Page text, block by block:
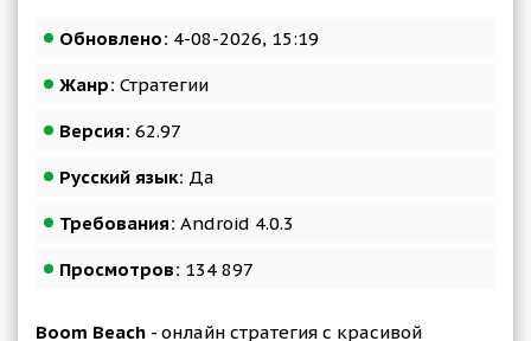
Обновлено: 4-08-2026, 15:19
Жанр: Стратегии
Версия: 62.97
Русский язык: Да
Требования: Android 4.0.3
Просмотров: 134 897
Boom Beach - онлайн стратегия с красивой